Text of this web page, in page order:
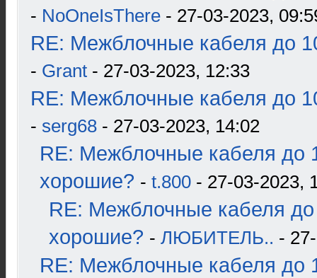
- NoOneIsThere - 27-03-2023,
RE: Межблочные кабеля до
- Grant - 27-03-2023, 12:33
RE: Межблочные кабеля до
- serg68 - 27-03-2023, 14:02
RE: Межблочные кабеля до
хорошие? - t.800 - 27-03-2023,
RE: Межблочные кабеля до
хорошие? - ЛЮБИТЕЛЬ.. -
RE: Межблочные кабеля до